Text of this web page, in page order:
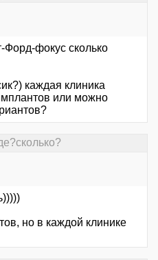
Форд-фокус сколько
каждая клиника
или можно
но в каждой клинике